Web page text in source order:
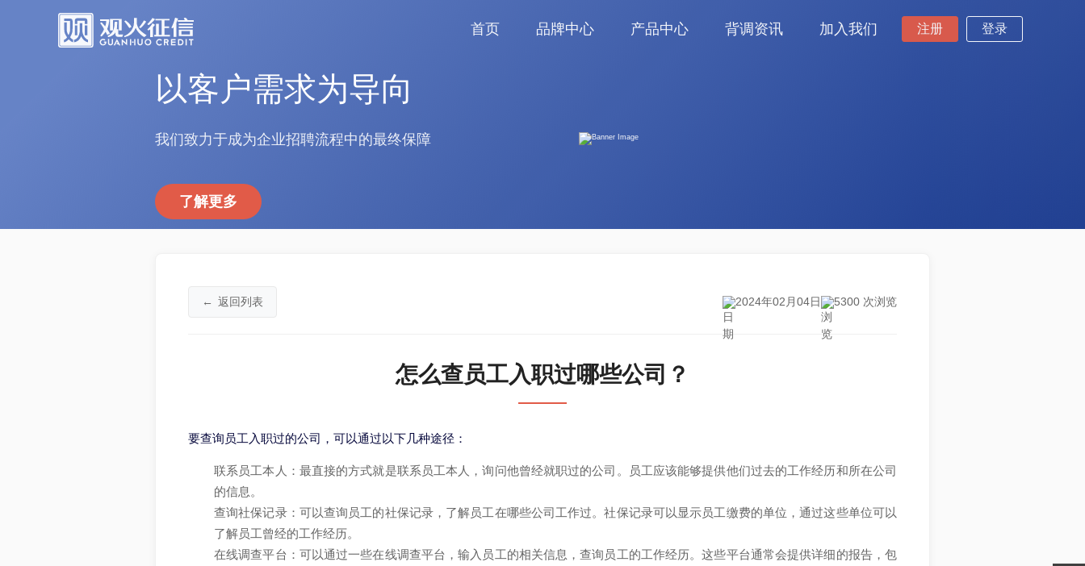
首页 品牌中心 产品中心 背调资讯 加入我们 注册 登录
以客户需求为导向
我们致力于成为企业招聘流程中的最终保障
了解更多
← 返回列表 2024年02月04日 5300 次浏览
怎么查员工入职过哪些公司？
要查询员工入职过的公司，可以通过以下几种途径：
联系员工本人：最直接的方式就是联系员工本人，询问他曾经就职过的公司。员工应该能够提供他们过去的工作经历和所在公司
的信息。
查询社保记录：可以查询员工的社保记录，了解员工在哪些公司工作过。社保记录可以显示员工缴费的单位，通过这些单位可以
了解员工曾经的工作经历。
在线调查平台：可以通过一些在线调查平台，输入员工的相关信息，查询员工的工作经历。这些平台通常会提供详细的报告，包